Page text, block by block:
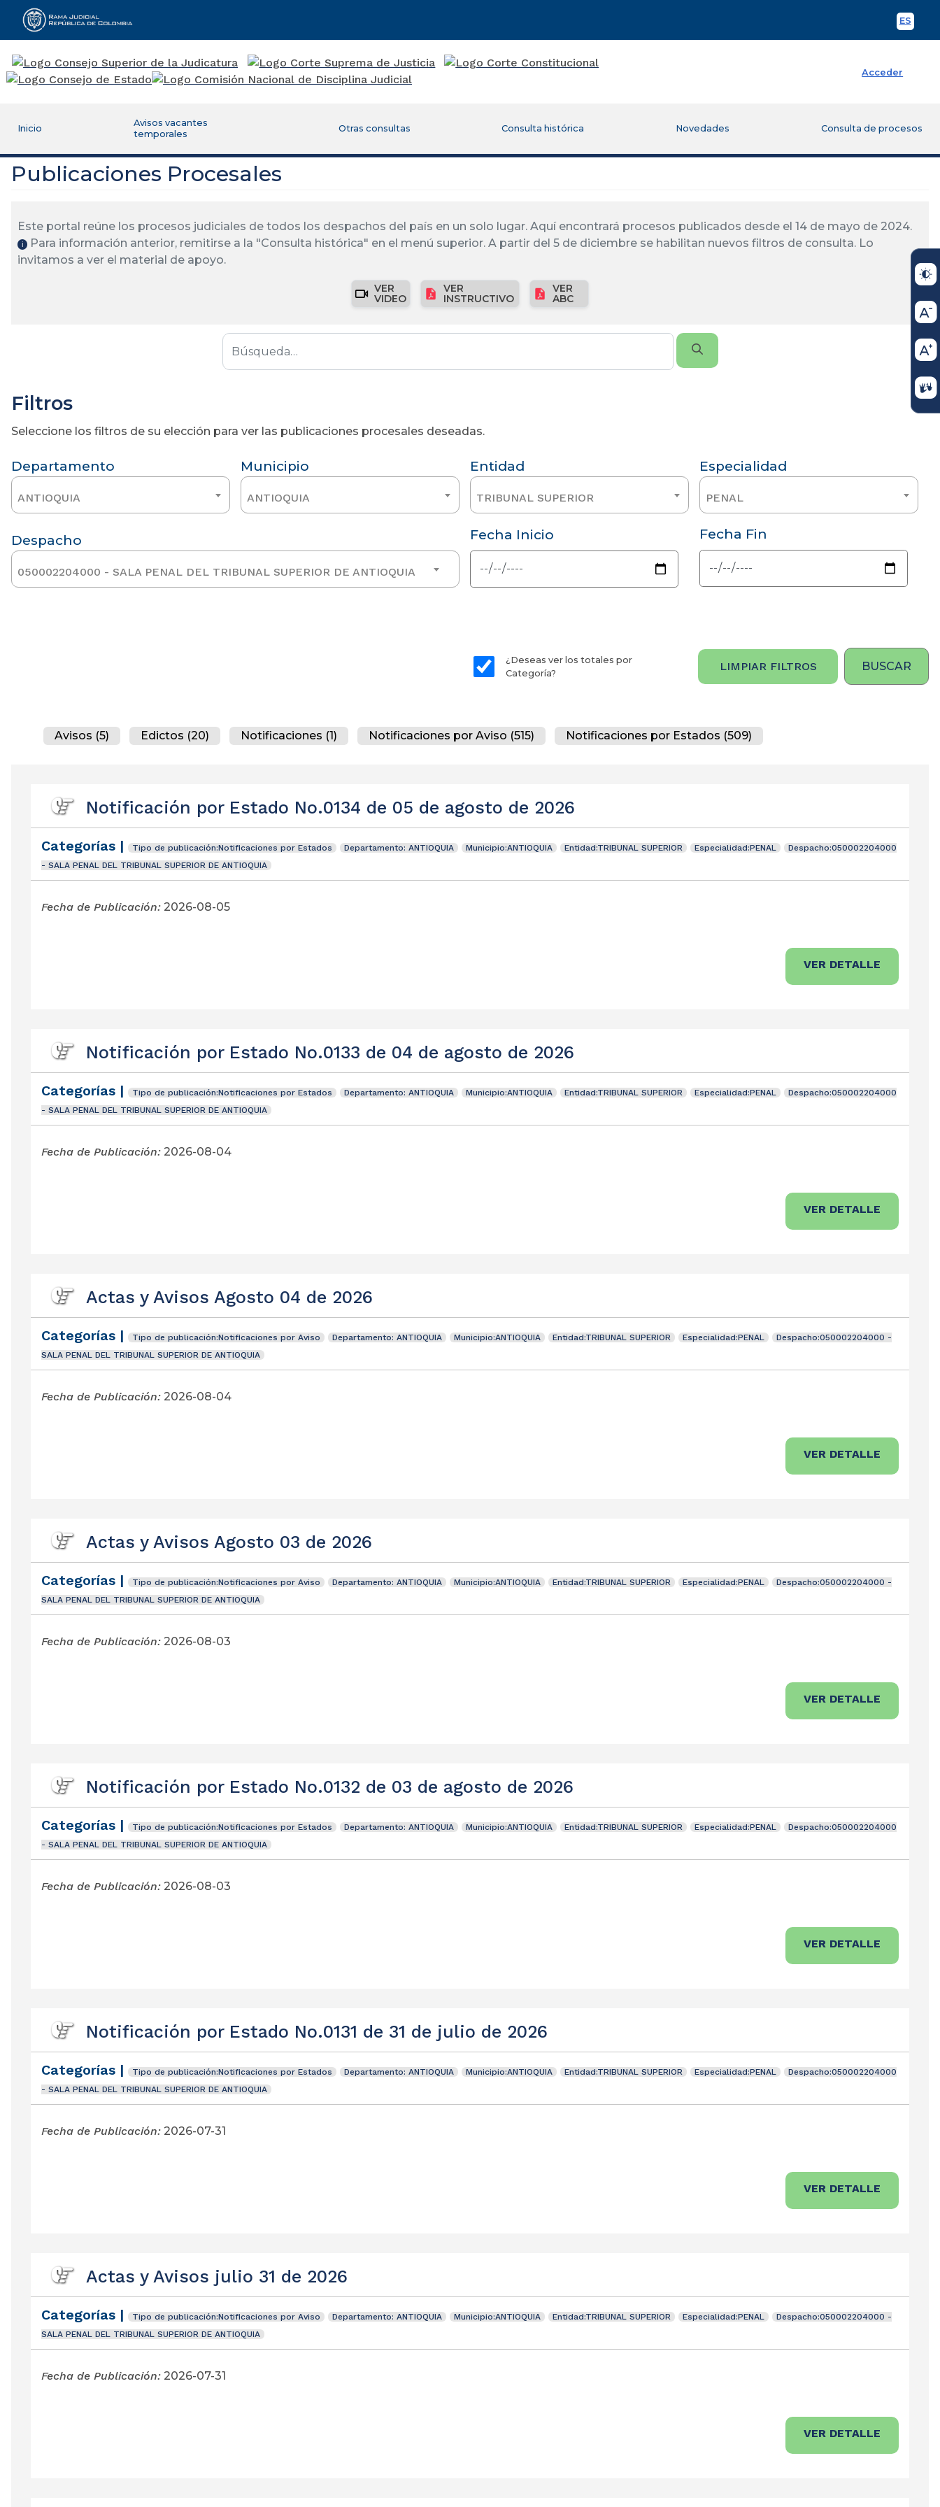
ES
Rama Judicial
Acceder
Inicio
Avisos vacantes
temporales
Otras consultas Consulta histórica Novedades Consulta de procesos
Publicaciones Procesales
Este portal reúne los procesos judiciales de todos los despachos del país en un solo lugar. Aquí encontrará procesos publicados desde el 14 de mayo de 2024.
ℹ️
Para información anterior, remitirse a la "Consulta histórica" en el menú superior. A partir del 5 de diciembre se habilitan nuevos filtros de consulta. Lo
invitamos a ver el material de apoyo.
VER
VIDEO
VER
INSTRUCTIVO
VER
ABC
Filtros
Seleccione los filtros de su elección para ver las publicaciones procesales deseadas.
Departamento
ANTIOQUIA
Municipio
ANTIOQUIA
Entidad
TRIBUNAL SUPERIOR
Especialidad
PENAL
Despacho
050002204000 - SALA PENAL DEL TRIBUNAL SUPERIOR DE ANTIOQUIA
Fecha Inicio Fecha Fin
¿Deseas ver los totales por
Categoría?
LIMPIAR FILTROS
Avisos (5) Edictos (20) Notificaciones (1) Notificaciones por Aviso (515) Notificaciones por Estados (509)
Notificación por Estado No.0134 de 05 de agosto de 2026
Categorías | Tipo de publicación:Notificaciones por Estados Departamento: ANTIOQUIA Municipio:ANTIOQUIA Entidad:TRIBUNAL SUPERIOR Especialidad:PENAL
Despacho:050002204000
- SALA PENAL DEL TRIBUNAL SUPERIOR DE ANTIOQUIA
Fecha de Publicación: 2026-08-05
VER DETALLE
Notificación por Estado No.0133 de 04 de agosto de 2026
Categorías | Tipo de publicación:Notificaciones por Estados Departamento: ANTIOQUIA Municipio:ANTIOQUIA Entidad:TRIBUNAL SUPERIOR Especialidad:PENAL
Despacho:050002204000
- SALA PENAL DEL TRIBUNAL SUPERIOR DE ANTIOQUIA
Fecha de Publicación: 2026-08-04
VER DETALLE
Actas y Avisos Agosto 04 de 2026
Categorías | Tipo de publicación:Notificaciones por Aviso Departamento: ANTIOQUIA Municipio:ANTIOQUIA Entidad:TRIBUNAL SUPERIOR Especialidad:PENAL
Despacho:050002204000 -
SALA PENAL DEL TRIBUNAL SUPERIOR DE ANTIOQUIA
Fecha de Publicación: 2026-08-04
VER DETALLE
Actas y Avisos Agosto 03 de 2026
Categorías | Tipo de publicación:Notificaciones por Aviso Departamento: ANTIOQUIA Municipio:ANTIOQUIA Entidad:TRIBUNAL SUPERIOR Especialidad:PENAL
Despacho:050002204000 -
SALA PENAL DEL TRIBUNAL SUPERIOR DE ANTIOQUIA
Fecha de Publicación: 2026-08-03
VER DETALLE
Notificación por Estado No.0132 de 03 de agosto de 2026
Categorías | Tipo de publicación:Notificaciones por Estados Departamento: ANTIOQUIA Municipio:ANTIOQUIA Entidad:TRIBUNAL SUPERIOR Especialidad:PENAL
Despacho:050002204000
- SALA PENAL DEL TRIBUNAL SUPERIOR DE ANTIOQUIA
Fecha de Publicación: 2026-08-03
VER DETALLE
Notificación por Estado No.0131 de 31 de julio de 2026
Categorías | Tipo de publicación:Notificaciones por Estados Departamento: ANTIOQUIA Municipio:ANTIOQUIA Entidad:TRIBUNAL SUPERIOR Especialidad:PENAL
Despacho:050002204000
- SALA PENAL DEL TRIBUNAL SUPERIOR DE ANTIOQUIA
Fecha de Publicación: 2026-07-31
VER DETALLE
Actas y Avisos julio 31 de 2026
Categorías | Tipo de publicación:Notificaciones por Aviso Departamento: ANTIOQUIA Municipio:ANTIOQUIA Entidad:TRIBUNAL SUPERIOR Especialidad:PENAL
Despacho:050002204000 -
SALA PENAL DEL TRIBUNAL SUPERIOR DE ANTIOQUIA
Fecha de Publicación: 2026-07-31
VER DETALLE